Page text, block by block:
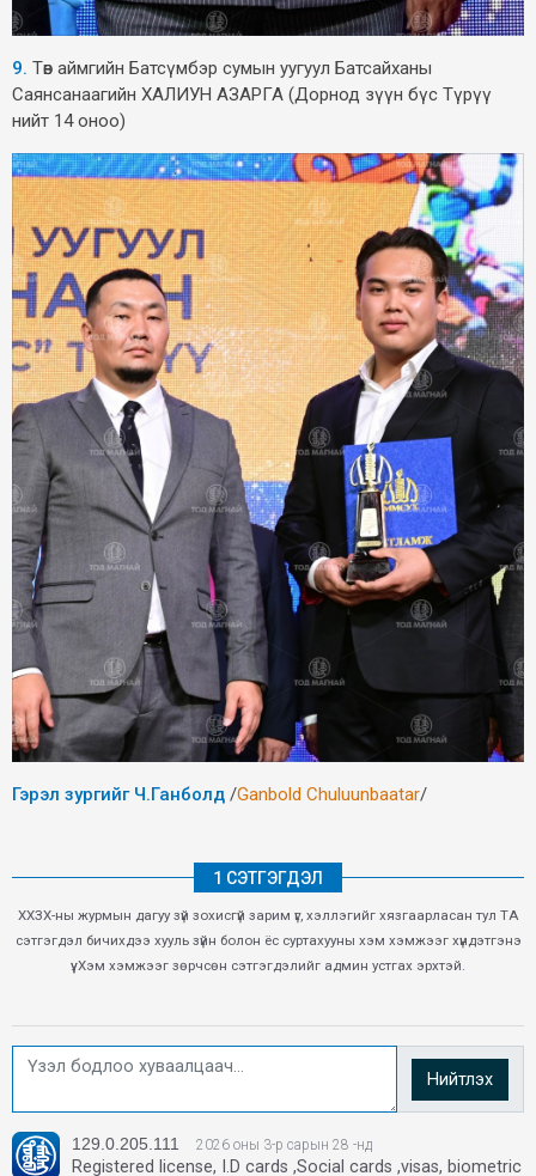
9. Төв аймгийн Батсүмбэр сумын уугуул Батсайханы
Саянсанаагийн ХАЛИУН АЗАРГА (Дорнод зүүн бүс Түрүү
нийт 14 оноо)
Гэрэл зургийг Ч.Ганболд /Ganbold Chuluunbaatar/
1 СЭТГЭГДЭЛ
ХХЗХ-ны журмын дагуу зүй зохисгүй зарим үг, хэллэгийг хязгаарласан тул ТА
сэтгэгдэл бичихдээ хууль зүйн болон ёс суртахууны хэм хэмжээг хүндэтгэнэ
үү. Хэм хэмжээг зөрчсөн сэтгэгдэлийг админ устгах эрхтэй.
Нийтлэх
129.0.205.111 2026 оны 3-р сарын 28 -нд
Registered license, I.D cards ,Social cards ,visas, biometric